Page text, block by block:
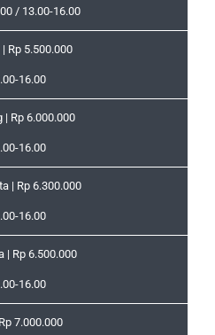
/ 13.00-16.00
Rp 5.500.000
16.00
| Rp 6.000.000
16.00
| Rp 6.300.000
16.00
| Rp 6.500.000
16.00
7.000.000